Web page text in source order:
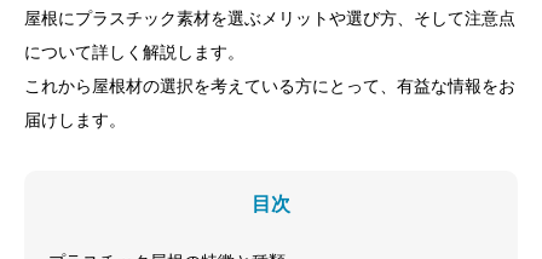
屋根にプラスチック素材を選ぶメリットや選び方、そして注意点
について詳しく解説します。
これから屋根材の選択を考えている方にとって、有益な情報をお
届けします。
目次